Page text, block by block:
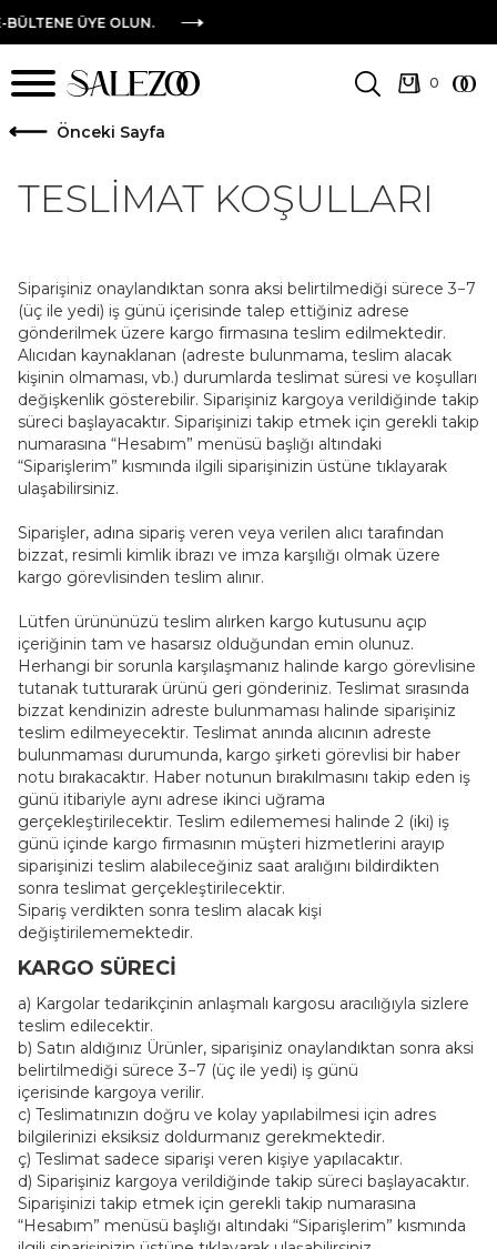
ÜYE OLUN.
önceki Sayfa
TESLİMAT KOŞULLARI
Siparişiniz onaylandıktan sonra aksi belirtilmediği sürece 3−7
(üç ile yedi) iş günü içerisinde talep ettiğiniz adrese
gönderilmek üzere kargo firmasına teslim edilmektedir.
Alıcıdan kaynaklanan (adreste bulunmama, teslim alacak
kişinin olmaması, vb.) durumlarda teslimat süresi ve koşulları
değişkenlik gösterebilir. Siparişiniz kargoya verildiğinde takip
süreci başlayacaktır. Siparişinizi takip etmek için gerekli takip
numarasına “Hesabım” menüsü başlığı altındaki
“Siparişlerim” kısmında ilgili siparişinizin üstüne tıklayarak
ulaşabilirsiniz.
Siparişler, adına sipariş veren veya verilen alıcı tarafından
bizzat, resimli kimlik ibrazı ve imza karşılığı olmak üzere
kargo görevlisinden teslim alınır.
Lütfen ürününüzü teslim alırken kargo kutusunu açıp
içeriğinin tam ve hasarsız olduğundan emin olunuz.
Herhangi bir sorunla karşılaşmanız halinde kargo görevlisine
tutanak tutturarak ürünü geri gönderiniz. Teslimat sırasında
bizzat kendinizin adreste bulunmaması halinde siparişiniz
teslim edilmeyecektir. Teslimat anında alıcının adreste
bulunmaması durumunda, kargo şirketi görevlisi bir haber
notu bırakacaktır. Haber notunun bırakılmasını takip eden iş
günü itibariyle aynı adrese ikinci uğrama
gerçekleştirilecektir. Teslim edilememesi halinde 2 (iki) iş
günü içinde kargo firmasının müşteri hizmetlerini arayıp
siparişinizi teslim alabileceğiniz saat aralığını bildirdikten
sonra teslimat gerçekleştirilecektir.
Sipariş verdikten sonra teslim alacak kişi
değiştirilememektedir.
KARGO SÜRECİ
a) Kargolar tedarikçinin anlaşmalı kargosu aracılığıyla sizlere
teslim edilecektir.
b) Satın aldığınız Ürünler, siparişiniz onaylandıktan sonra aksi
belirtilmediği sürece 3−7 (üç ile yedi) iş günü
içerisinde kargoya verilir.
c) Teslimatınızın doğru ve kolay yapılabilmesi için adres
bilgilerinizi eksiksiz doldurmanız gerekmektedir.
ç) Teslimat sadece siparişi veren kişiye yapılacaktır.
d) Siparişiniz kargoya verildiğinde takip süreci başlayacaktır.
Siparişinizi takip etmek için gerekli takip numarasına
“Hesabım” menüsü başlığı altındaki “Siparişlerim” kısmında